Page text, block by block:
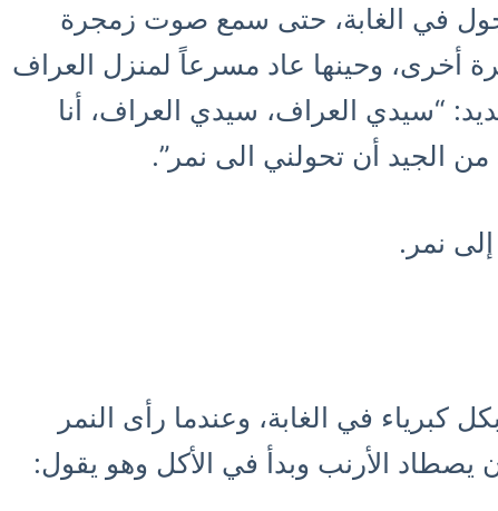
في الغابة، حتى سمع صوت زمجرة
أخرى، وحينها عاد مسرعاً لمنزل العراف
“سيدي العراف، سيدي العراف، أنا
الجيد أن تحولني الى نمر”.
نمر.
كبرياء في الغابة، وعندما رأى النمر
الأرنب وبدأ في الأكل وهو يقول: